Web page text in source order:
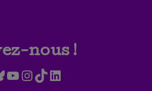
nous !
YouTube
Instagram
TikTokLinkedIn